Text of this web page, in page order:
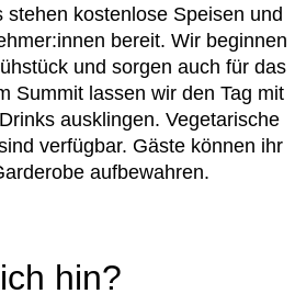
kostenlose Speisen und
bereit. Wir beginnen
und sorgen auch für das
Summit lassen wir den Tag mit
ausklingen. Vegetarische
verfügbar. Gäste können ihr
aufbewahren.
hin?